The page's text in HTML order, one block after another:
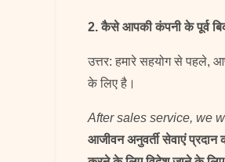
2. कैसे आपकी कंपनी के पूर्व
उत्तर: हमारे सहयोग से पहले,
के लिए है।
After sales service, we
आजीवन अनुवर्ती सेवाएं प्रदान